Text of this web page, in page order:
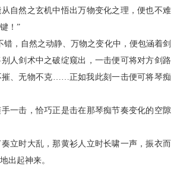
自然之玄机中悟出万物变化之理，便也不难
！”
，自然之动静、万物之变化中，便包涵着剑
人剑术中之破绽窥出，一击便可将对方剑路
摧、无物不克……正如我此刻一击便可将琴痴
击，恰巧正是击在那琴痴节奏变化的空隙
时大乱，那黄衫人立时长啸一声，振衣而
出起神来。